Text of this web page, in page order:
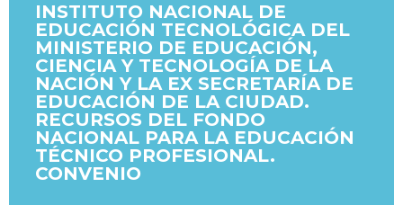
INSTITUTO NACIONAL DE
EDUCACIÓN TECNOLÓGICA DEL
MINISTERIO DE EDUCACIÓN,
CIENCIA Y TECNOLOGÍA DE LA
NACIÓN Y LA EX SECRETARÍA DE
EDUCACIÓN DE LA CIUDAD.
RECURSOS DEL FONDO
NACIONAL PARA LA EDUCACIÓN
TÉCNICO PROFESIONAL.
CONVENIO